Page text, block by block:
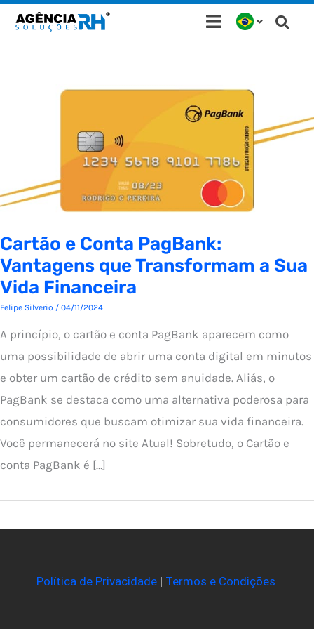
para
Cartão e Conta PagBank:
Vantagens que Transformam a Sua
Vida Financeira
Felipe Silverio / 04/11/2024
A princípio, o cartão e conta PagBank aparecem como
uma possibilidade de abrir uma conta digital em minutos
e obter um cartão de crédito sem anuidade. Aliás, o
PagBank se destaca como uma alternativa poderosa para
consumidores que buscam otimizar sua vida financeira.
Você permanecerá no site Atual! Sobretudo, o Cartão e
conta PagBank é […]
Política de Privacidade| Termos e Condições